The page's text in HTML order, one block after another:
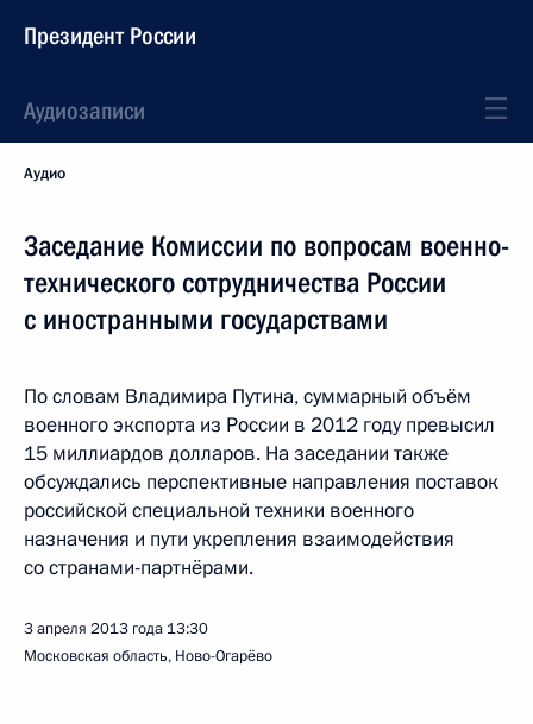
Президент России
Аудиозаписи
Аудио
Заседание Комиссии по вопросам военно-
технического сотрудничества России
с иностранными государствами
По словам Владимира Путина, суммарный объём
военного экспорта из России в 2012 году превысил
15 миллиардов долларов. На заседании также
обсуждались перспективные направления поставок
российской специальной техники военного
назначения и пути укрепления взаимодействия
со странами-партнёрами.
3 апреля 2013 года 13:30
Московская область, Ново-Огарёво